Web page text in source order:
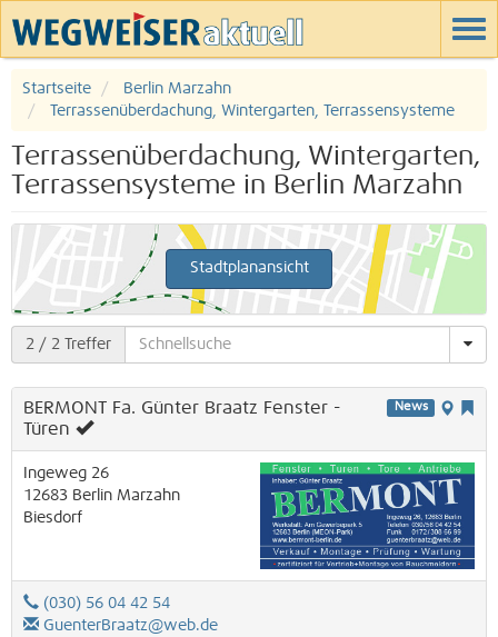
Startseite
Berlin Marzahn
Terrassenüberdachung, Wintergarten, Terrassensysteme
Terrassenüberdachung, Wintergarten,
Terrassensysteme in Berlin Marzahn
Stadtplanansicht
2 / 2 Treffer
News
BERMONT Fa. Günter Braatz Fenster -
Türen
Ingeweg 26
12683 Berlin Marzahn
Biesdorf
(030) 56 04 42 54
GuenterBraatz@web.de